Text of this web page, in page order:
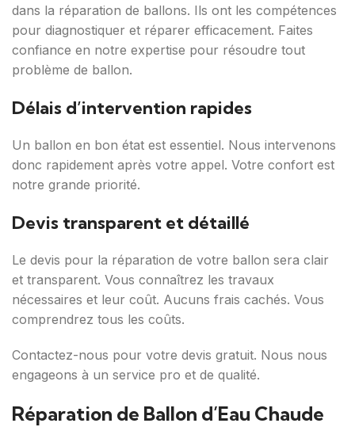
dans la réparation de ballons. Ils ont les compétences
pour diagnostiquer et réparer efficacement. Faites
confiance en notre expertise pour résoudre tout
problème de ballon.
Délais d’intervention rapides
Un ballon en bon état est essentiel. Nous intervenons
donc rapidement après votre appel. Votre confort est
notre grande priorité.
Devis transparent et détaillé
Le devis pour la réparation de votre ballon sera clair
et transparent. Vous connaîtrez les travaux
nécessaires et leur coût. Aucuns frais cachés. Vous
comprendrez tous les coûts.
Contactez-nous pour votre devis gratuit. Nous nous
engageons à un service pro et de qualité.
Réparation de Ballon d’Eau Chaude